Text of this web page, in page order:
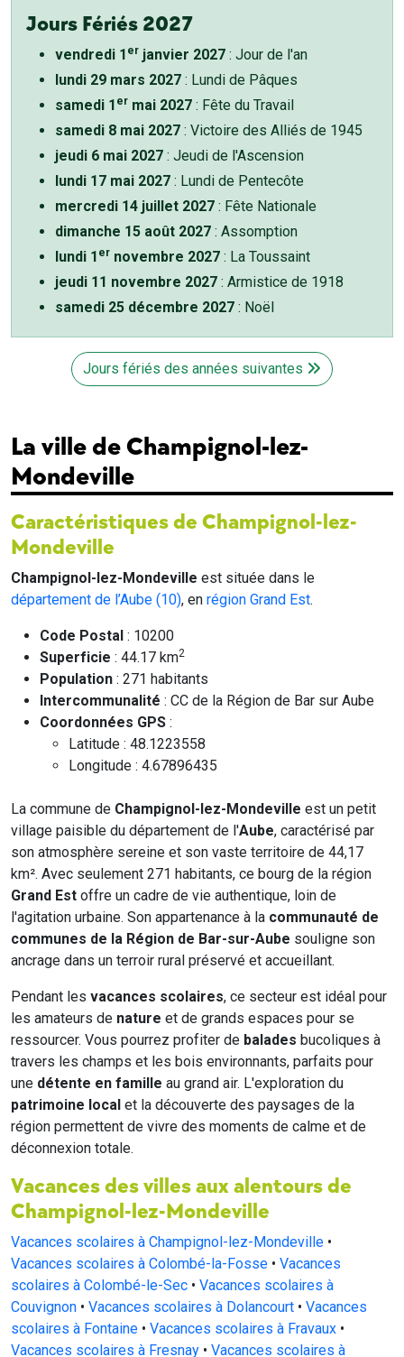
Jours Fériés 2027
vendredi 1 er janvier 2027 : Jour de l'an
lundi 29 mars 2027 : Lundi de Pâques
samedi 1 er mai 2027 : Fête du Travail
samedi 8 mai 2027 : Victoire des Alliés de 1945
jeudi 6 mai 2027 : Jeudi de l'Ascension
lundi 17 mai 2027 : Lundi de Pentecôte
mercredi 14 juillet 2027 : Fête Nationale
dimanche 15 août 2027 : Assomption
lundi 1 er novembre 2027 : La Toussaint
jeudi 11 novembre 2027 : Armistice de 1918
samedi 25 décembre 2027 : Noël
Jours fériés des années suivantes
La ville de Champignol-lez-
Mondeville
Caractéristiques de Champignol-lez-
Mondeville
Champignol-lez-Mondeville est située dans le
département de l’Aube (10), en région Grand Est.
Code Postal : 10200
Superficie : 44.17 km2
Population : 271 habitants
Intercommunalité : CC de la Région de Bar sur Aube
Coordonnées GPS :
Latitude : 48.1223558
Longitude : 4.67896435
La commune de Champignol-lez-Mondeville est un petit
village paisible du département de l'Aube, caractérisé par
son atmosphère sereine et son vaste territoire de 44,17
km². Avec seulement 271 habitants, ce bourg de la région
Grand Est offre un cadre de vie authentique, loin de
l'agitation urbaine. Son appartenance à la communauté de
communes de la Région de Bar-sur-Aube souligne son
ancrage dans un terroir rural préservé et accueillant.
Pendant les vacances scolaires, ce secteur est idéal pour
les amateurs de nature et de grands espaces pour se
ressourcer. Vous pourrez profiter de balades bucoliques à
travers les champs et les bois environnants, parfaits pour
une détente en famille au grand air. L'exploration du
patrimoine local et la découverte des paysages de la
région permettent de vivre des moments de calme et de
déconnexion totale.
Vacances des villes aux alentours de
Champignol-lez-Mondeville
Vacances scolaires à Champignol-lez-Mondeville •
Vacances scolaires à Colombé-la-Fosse • Vacances
scolaires à Colombé-le-Sec • Vacances scolaires à
Couvignon • Vacances scolaires à Dolancourt • Vacances
scolaires à Fontaine • Vacances scolaires à Fravaux •
Vacances scolaires à Fresnay • Vacances scolaires à